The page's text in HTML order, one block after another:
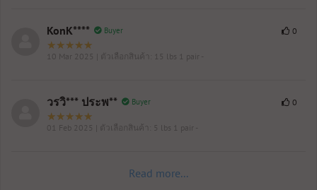
KonK**** Buyer
10 Mar 2025 | ตัวเลือกสินค้า: 15 lbs 1 pair -
0
วรวิ*** ประพ** Buyer
01 Feb 2025 | ตัวเลือกสินค้า: 5 lbs 1 pair -
0
Read more...